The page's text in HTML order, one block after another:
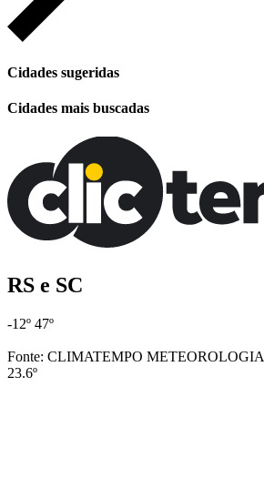
Cidades sugeridas
Cidades mais buscadas
RS e SC
-12º 47º
Fonte: CLIMATEMPO METEOROLOGIA
23.6º